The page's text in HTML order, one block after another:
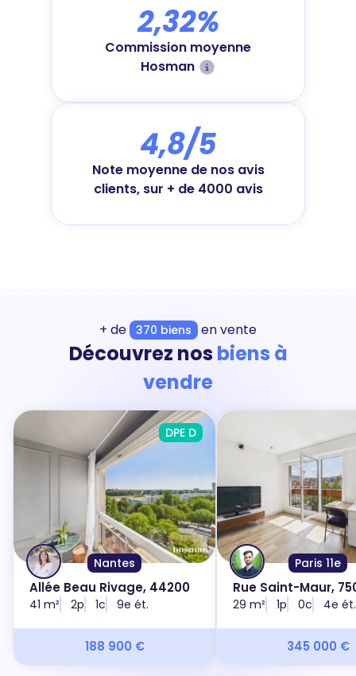
2,32%
Commission moyenne
Hosman
4,8/5
Note moyenne de nos avis
clients, sur + de 4000 avis
+ de 370 biens en vente
Découvrez nosbiens à
vendre
Nantes
DPE D
Allée Beau Rivage, 44200
41 m² 2p 1c 9e ét.
188 900 €
Paris 11e
Rue Saint-Maur,
29 m² 1p 0c 4e ét.
345 000 €